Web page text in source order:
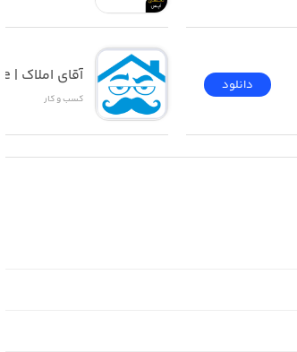
دانلود آقای املاک | Mr Estate
کسب‌ و ‌کار